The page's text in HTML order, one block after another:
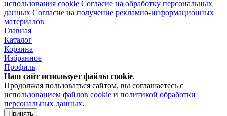
использования cookie Согласие на обработку персональных
данных Согласие на получение рекламно-информационных
материалов
Главная
Каталог
Корзина
Избранное
Профиль
Наш сайт использует файлы cookie.
Продолжая пользоваться сайтом, вы соглашаетесь с
использованием файлов cookie и политикой обработки
персональных данных.
Принять